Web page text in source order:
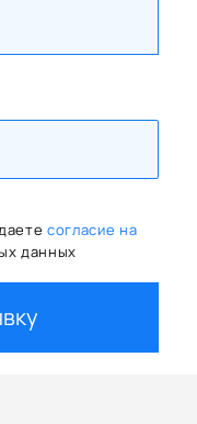
согласие на
данных